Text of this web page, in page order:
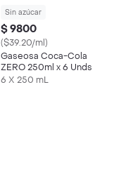
Sin azúcar
$ 9800
($39.20/ml)
Gaseosa Coca-Cola
ZERO 250ml x 6 Unds
6 X 250 mL